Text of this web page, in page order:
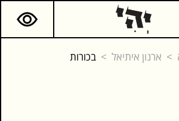
ארנון איתיאל בכורות ארנון איתיאל